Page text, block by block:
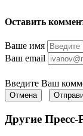
Оставить
Ваше имя
Ваш email
Введите Ваш
Отмена
Другие